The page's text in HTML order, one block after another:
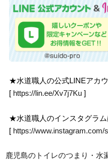
★水道職人の公式LINEアカ
[ https://lin.ee/Xv7j7Ku ]
★水道職人のインスタグラム
[ https://www.instagram.com/
鹿児島のトイレのつまり・水